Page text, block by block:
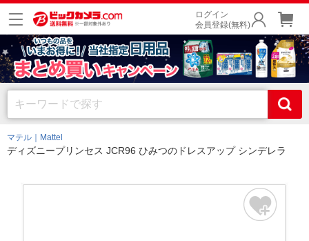
ログイン
会員登録(無料)
マテル｜Mattel
ディズニープリンセス JCR96 ひみつのドレスアップ シンデレラ